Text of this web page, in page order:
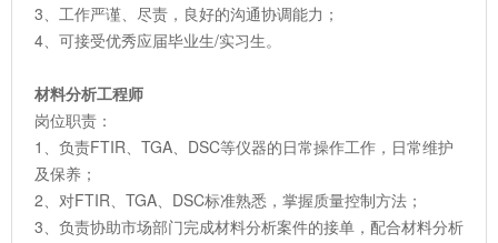
3、工作严谨、尽责，良好的沟通协调能力；
4、可接受优秀应届毕业生/实习生。
材料分析工程师
岗位职责：
1、负责FTIR、TGA、DSC等仪器的日常操作工作，日常维护
及保养；
2、对FTIR、TGA、DSC标准熟悉，掌握质量控制方法；
3、负责协助市场部门完成材料分析案件的接单，配合材料分析